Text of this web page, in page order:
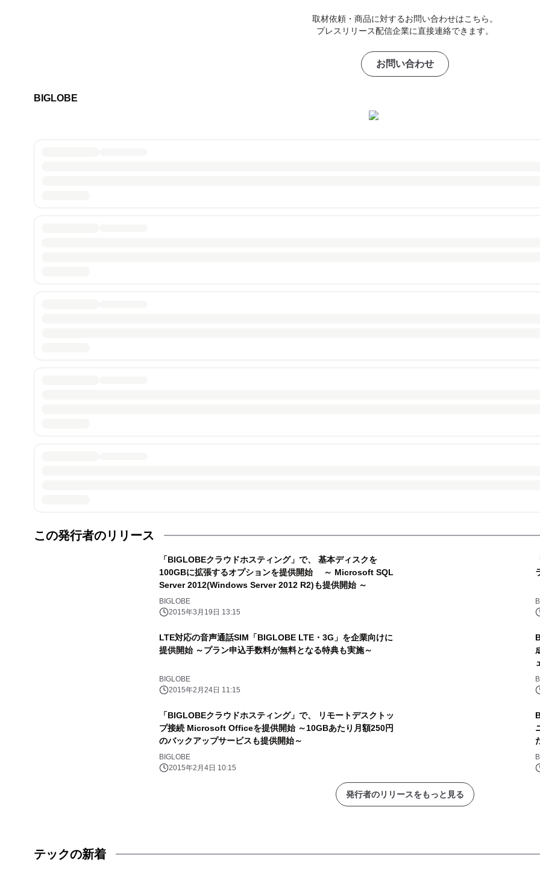
取材依頼・商品に対するお問い合わせはこちら。
プレスリリース配信企業に直接連絡できます。
お問い合わせ
BIGLOBE
この発行者のリリース
「BIGLOBEクラウドホスティング」で、 基本ディスクを
100GBに拡張するオプションを提供開始 ～ Microsoft SQL
Server 2012(Windows Server 2012 R2)も提供開始 ～
BIGLOBE
2015年3月19日 13:15
LTE対応の音声通話SIM「BIGLOBE LTE・3G」を企業向けに
提供開始 ～プラン申込手数料が無料となる特典も実施～
BIGLOBE
2015年2月24日 11:15
「BIGLOBEクラウドホスティング」で、 リモートデスクトッ
プ接続 Microsoft Officeを提供開始 ～10GBあたり月額250円
のバックアップサービスも提供開始～
BIGLOBE
2015年2月4日 10:15
発行者のリリースをもっと見る
テックの新着